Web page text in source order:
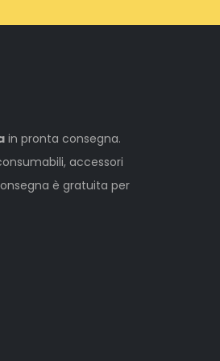
in pronta consegna.
accessori
è gratuita per